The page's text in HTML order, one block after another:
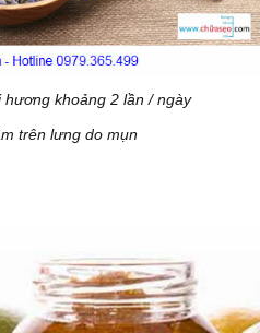
khoảng 2 lần / ngày
trên lưng do mụn